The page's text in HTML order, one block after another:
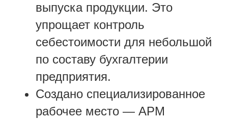
выпуска продукции. Это
упрощает контроль
себестоимости для небольшой
по составу бухгалтерии
предприятия.
Создано специализированное
рабочее место — АРМ